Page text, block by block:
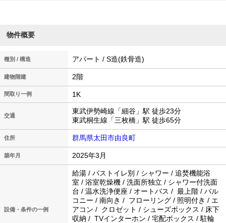
物件概要
種別 / 構造 アパート / S造(鉄骨造)
建物階建 2階
間取り一例 1K
交通
東武伊勢崎線「細谷」駅 徒歩23分
東武桐生線「三枚橋」駅 徒歩65分
住所 群馬県太田市由良町
築年月 2025年3月
設備・条件の一例
給湯 / バストイレ別 / シャワー / 追焚機能浴
室 / 浴室乾燥機 / 洗面所独立 / シャワー付洗面
台 / 温水洗浄便座 / オートバス / 最上階 / バル
コニー / 南向き / フローリング / 照明付き / エ
アコン / クロゼット / シューズボックス / 床下
収納 / TVインターホン / 宅配ボックス / 駐輪